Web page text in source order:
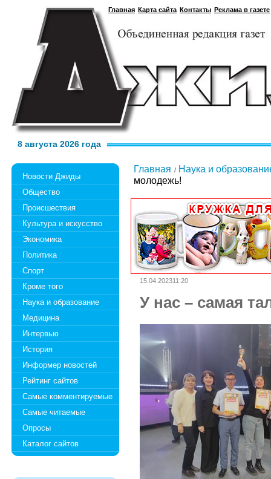
Главная Карта сайта Контакты Реклама в газете
8 августа 2026 года
Новости Джиды
Общество
Происшествия
Культура и искусство
Экономика
Политика
Спорт
Кроме того
Наука и образование
Медицина
Интервью
История
Информер новостей
Рейтинг сайтов
Самые комментируемые
Самые читаемые
Опросы
Каталог сайтов
Главная
Наука и
молодежь!
15.04.202311:20
У нас – самая